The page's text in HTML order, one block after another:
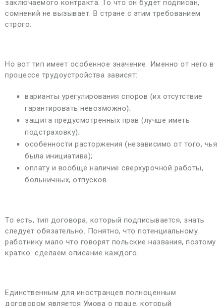
заключаемого контракта. То что он будет подписан,
сомнений не вызывает. В стране с этим требованием
строго.
Но вот тип имеет особенное значение. Именно от него в
процессе трудоустройства зависят:
варианты урегулирования споров (их отсутствие
гарантировать невозможно);
защита предусмотренных прав (лучше иметь
подстраховку);
особенности расторжения (независимо от того, чья
была инициатива);
оплату и вообще наличие сверхурочной работы,
больничных, отпусков.
То есть, тип договора, который подписывается, знать
следует обязательно. Понятно, что потенциальному
работнику мало что говорят польские названия, поэтому
кратко сделаем описание каждого.
Единственным для иностранцев полноценным
договором является Умова о праце, который